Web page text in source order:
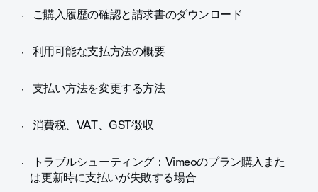
ご購入履歴の確認と請求書のダウンロード
利用可能な支払方法の概要
支払い方法を変更する方法
消費税、VAT、GST徴収
トラブルシューティング：Vimeoのプラン購入また
は更新時に支払いが失敗する場合